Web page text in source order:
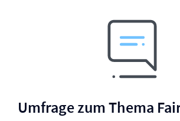
Umfrage zum Thema